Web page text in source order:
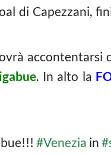
di Capezzani,
accontentarsi
. In alto la
#Venezia in